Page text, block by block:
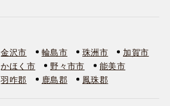
金沢市 輪島市 珠洲市
加賀市
かほく市 野々市市
能美市
羽咋郡 鹿島郡 鳳珠郡